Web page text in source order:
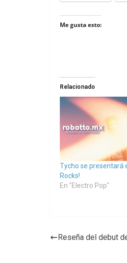
Me gusta esto:
Relacionado
Tycho se presentará
Rocks!
En "Electro Pop"
Reseña del debut